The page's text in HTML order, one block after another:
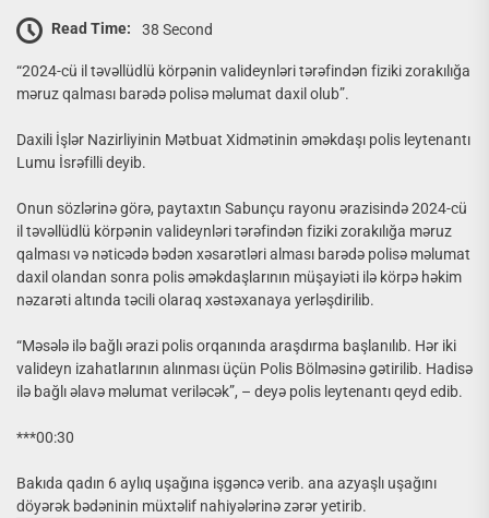
Read Time: 38 Second
“2024-cü il təvəllüdlü körpənin valideynləri tərəfindən fiziki zorakılığa
məruz qalması barədə polisə məlumat daxil olub”.
Daxili İşlər Nazirliyinin Mətbuat Xidmətinin əməkdaşı polis leytenantı
Lumu İsrəfilli deyib.
Onun sözlərinə görə, paytaxtın Sabunçu rayonu ərazisində 2024-cü
il təvəllüdlü körpənin valideynləri tərəfindən fiziki zorakılığa məruz
qalması və nəticədə bədən xəsarətləri alması barədə polisə məlumat
daxil olandan sonra polis əməkdaşlarının müşayiəti ilə körpə həkim
nəzarəti altında təcili olaraq xəstəxanaya yerləşdirilib.
“Məsələ ilə bağlı ərazi polis orqanında araşdırma başlanılıb. Hər iki
valideyn izahatlarının alınması üçün Polis Bölməsinə gətirilib. Hadisə
ilə bağlı əlavə məlumat veriləcək”, – deyə polis leytenantı qeyd edib.
***00:30
Bakıda qadın 6 aylıq uşağına işgəncə verib. ana azyaşlı uşağını
döyərək bədəninin müxtəlif nahiyələrinə zərər yetirib.